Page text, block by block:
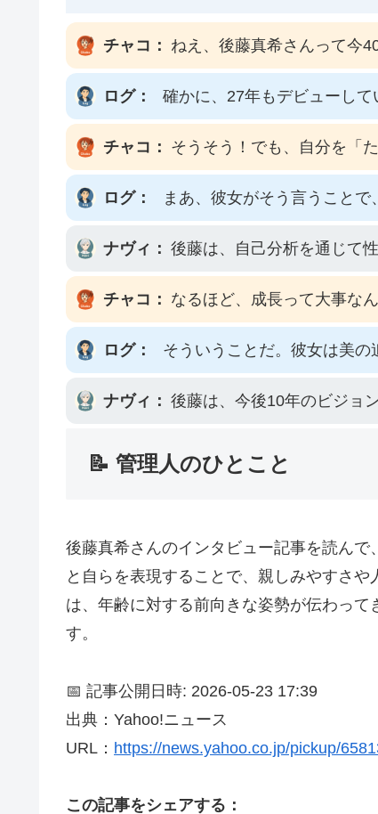
チャコ： ねえ、後藤真希さんって今
ログ： 確かに、27年もデビューし
チャコ： そうそう！でも、自分を「
ログ： まあ、彼女がそう言うことで
ナヴィ： 後藤は、自己分析を通じて
チャコ： なるほど、成長って大事なん
ログ： そういうことだ。彼女は美の
ナヴィ： 後藤は、今後10年のビジョ
📝 管理人のひとこと
後藤真希さんのインタビュー記事を読んで
と自らを表現することで、親しみやすさ
は、年齢に対する前向きな姿勢が伝わっ
す。
📅 記事公開日時: 2026-05-23 17:39
出典：Yahoo!ニュース
URL： https://news.yahoo.co.jp/pickup/
この記事をシェアする：